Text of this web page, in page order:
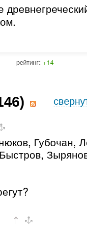
рейтинг: +14
)
Губочан,